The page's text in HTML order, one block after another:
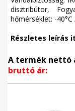
disztribútor,
hőmérséklet: -40°C
Részletes leírás
A termék nettó
bruttó ár: